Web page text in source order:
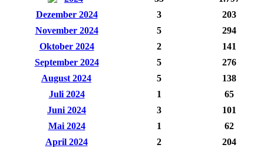
Dezember 2024
3
203
November 2024
5
294
Oktober 2024
2
141
September 2024
5
276
August 2024
5
138
Juli 2024
1
65
Juni 2024
3
101
Mai 2024
1
62
April 2024
2
204